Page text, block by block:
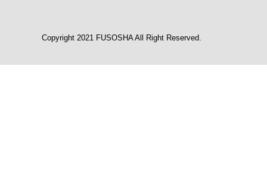
Copyright 2021 FUSOSHA All Right Reserved.